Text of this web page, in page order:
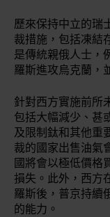
歷來保持中立的瑞
裁措施，包括凍結
是傳統親俄人士，
羅斯進攻烏克蘭，
針對西方實施前所
包括大幅減少、甚
及限制鈦和其他重
裁的國家出售油氣
國將會以極低價格
損失。此外，西方
羅斯後，普京持續
的能力。